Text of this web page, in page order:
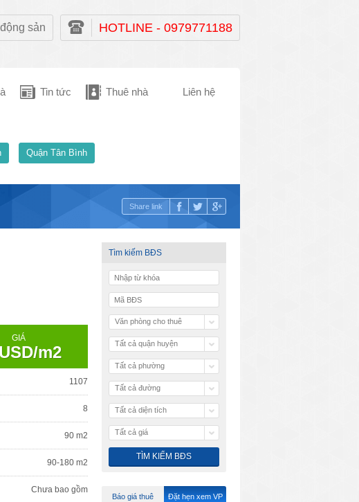
sản HOTLINE - 0979771188
Tin tức Thuê nhà Liên hệ
Quận Tân Bình
Share link
GIÁ
m2
1107
8
90 m2
90-180 m2
Chưa bao gồm
Tìm kiếm BĐS
Văn phòng cho thuê
Tất cả quận huyện
Tất cả phường
Tất cả đường
Tất cả diện tích
Tất cả giá
Báo giá thuê Đặt hẹn xem VP